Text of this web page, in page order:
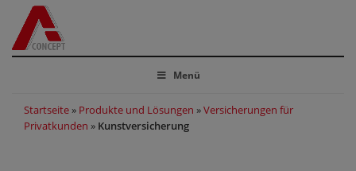
Menü
Startseite » Produkte und Lösungen »Versicherungen für
Privatkunden » Kunstversicherung